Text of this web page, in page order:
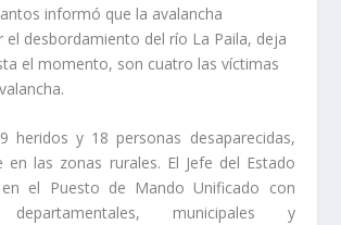
informó que la avalancha
el desbordamiento del río La Paila, deja
el momento, son cuatro las víctimas
heridos y 18 personas desaparecidas,
en las zonas rurales. El Jefe del Estado
el Puesto de Mando Unificado con
departamentales, municipales y